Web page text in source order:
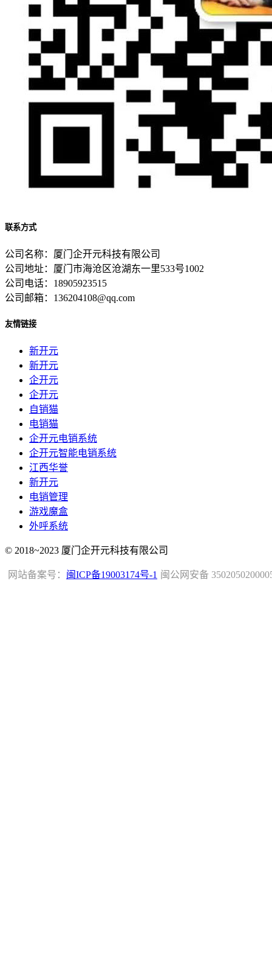
联系方式
公司名称：厦门企开元科技有限公司
公司地址：厦门市海沧区沧湖东一里533号1002
公司电话：18905923515
公司邮箱：136204108@qq.com
友情链接
新开元
新开元
企开元
企开元
自销猫
电销猫
企开元电销系统
企开元智能电销系统
江西华誉
新开元
电销管理
游戏魔盒
外呼系统
© 2018~2023 厦门企开元科技有限公司
闽公网安备
网站备案号： 闽ICP备19003174号-1